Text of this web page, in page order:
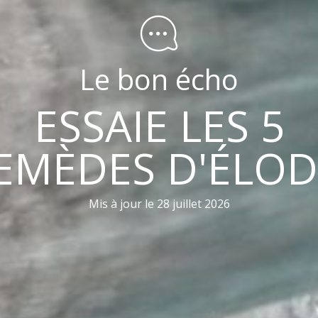
Le bon écho
ESSAIE LES 5
Mis à jour le 28 juillet 2026